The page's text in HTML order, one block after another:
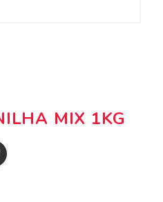
MIX 1KG